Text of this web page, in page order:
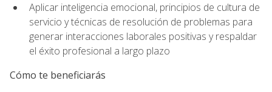
Aplicar inteligencia emocional, principios de cultura de
servicio y técnicas de resolución de problemas para
generar interacciones laborales positivas y respaldar
el éxito profesional a largo plazo
Cómo te beneficiarás